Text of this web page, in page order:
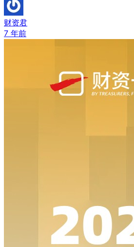
财资君
7 年前